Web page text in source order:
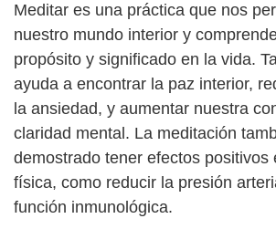
Meditar es una práctica que nos
nuestro mundo interior y
propósito y significado en la vida.
ayuda a encontrar la paz interior,
la ansiedad, y aumentar nuestra
claridad mental. La meditación
demostrado tener efectos positivos
física, como reducir la presión
función inmunológica.